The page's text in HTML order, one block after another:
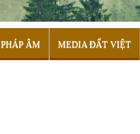
PHÁP ÂM MEDIA ĐẤT VIỆT